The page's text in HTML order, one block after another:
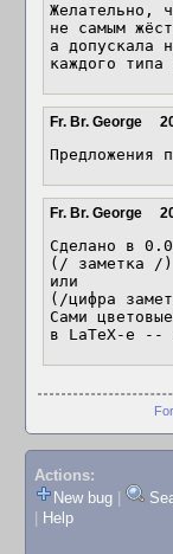
Желательно,
не самым
а допускала
каждого
Fr. Br. George
Предложения
Fr. Br. George
Сделано в
(/ заметка /)
или
(/цифра
Сами
в LaTeX-е --
Actions:
New bug
Help